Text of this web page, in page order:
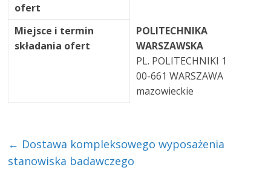
ofert
Miejsce i termin
składania ofert
POLITECHNIKA
WARSZAWSKA
PL. POLITECHNIKI 1
00-661 WARSZAWA
mazowieckie
← Dostawa kompleksowego wyposażenia
stanowiska badawczego